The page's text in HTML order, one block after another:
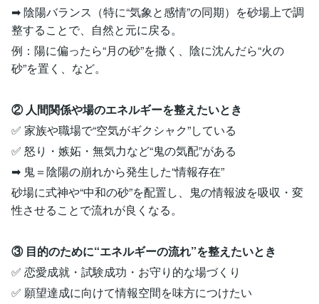
➡ 陰陽バランス（特に“気象と感情”の同期）を砂場上で調
整することで、自然と元に戻る。
例：陽に偏ったら“月の砂”を撒く、陰に沈んだら“火の
砂”を置く、など。
② 人間関係や場のエネルギーを整えたいとき
✅ 家族や職場で“空気がギクシャク”している
✅ 怒り・嫉妬・無気力など“鬼の気配”がある
➡ 鬼＝陰陽の崩れから発生した“情報存在”
砂場に式神や“中和の砂”を配置し、鬼の情報波を吸収・変
性させることで流れが良くなる。
③ 目的のために“エネルギーの流れ”を整えたいとき
✅ 恋愛成就・試験成功・お守り的な場づくり
✅ 願望達成に向けて情報空間を味方につけたい